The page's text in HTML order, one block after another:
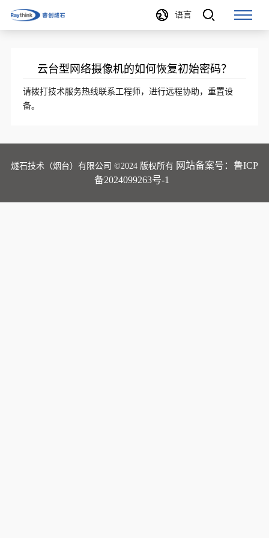
语言
云台型网络摄像机的如何恢复初始密码？
请拨打技术服务热线联系工程师，进行远程协助，重置设
备。
燧石技术（烟台）有限公司 ©2024 版权所有 网站备案号：鲁ICP
备2024099263号-1